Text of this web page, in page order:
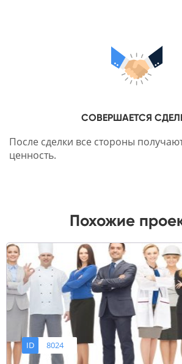
СОВЕРШАЕТСЯ
После сделки все стороны
ценность.
Похожие
ID 8024